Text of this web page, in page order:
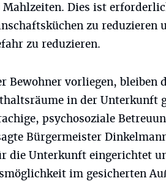
Dies ist
zu reduzieren
zu reduzieren.
Bewohner vorliegen, bleiben
in der Unterkunft
psychosoziale
Bürgermeister
die Unterkunft eingerichtet
im gesicherten